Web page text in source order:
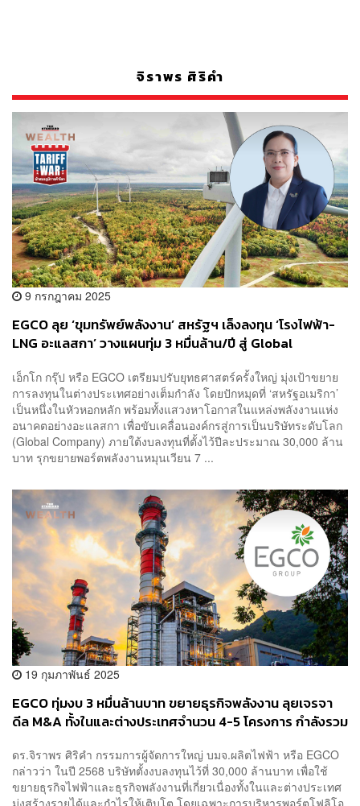
จิราพร ศิริคำ
9 กรกฎาคม 2025
EGCO ลุย ‘ขุมทรัพย์พลังงาน’ สหรัฐฯ เล็งลงทุน ‘โรงไฟฟ้า-
LNG อะแลสกา’ วางแผนทุ่ม 3 หมื่นล้าน/ปี สู่ Global
เอ็กโก กรุ๊ป หรือ EGCO เตรียมปรับยุทธศาสตร์ครั้งใหญ่ มุ่งเป้าขยาย
การลงทุนในต่างประเทศอย่างเต็มกำลัง โดยปักหมุดที่ ‘สหรัฐอเมริกา’
เป็นหนึ่งในหัวหอกหลัก พร้อมทั้งแสวงหาโอกาสในแหล่งพลังงานแห่ง
อนาคตอย่างอะแลสกา เพื่อขับเคลื่อนองค์กรสู่การเป็นบริษัทระดับโลก
(Global Company) ภายใต้งบลงทุนที่ตั้งไว้ปีละประมาณ 30,000 ล้าน
บาท รุกขยายพอร์ตพลังงานหมุนเวียน 7 ...
19 กุมภาพันธ์ 2025
EGCO ทุ่มงบ 3 หมื่นล้านบาท ขยายธุรกิจพลังงาน ลุยเจรจา
ดีล M&A ทั้งในและต่างประเทศจำนวน 4-5 โครงการ กำลังรวม
ดร.จิราพร ศิริคำ กรรมการผู้จัดการใหญ่ บมจ.ผลิตไฟฟ้า หรือ EGCO
กล่าวว่า ในปี 2568 บริษัทตั้งงบลงทุนไว้ที่ 30,000 ล้านบาท เพื่อใช้
ขยายธุรกิจไฟฟ้าและธุรกิจพลังงานที่เกี่ยวเนื่องทั้งในและต่างประเทศ